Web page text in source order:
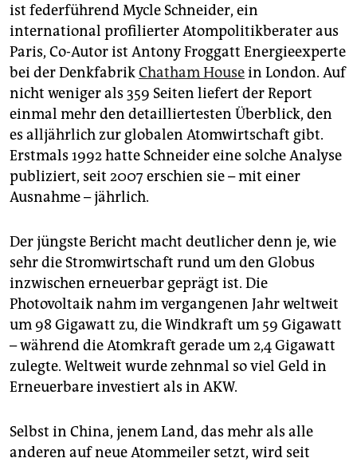
ist federführend Mycle Schneider, ein
international profilierter Atompolitikberater aus
Paris, Co-Autor ist Antony Froggatt Energieexperte
bei der DenkfabrikChatham Housein London. Auf
nicht weniger als 359 Seiten liefert der Report
einmal mehr den detailliertesten Überblick, den
es alljährlich zur globalen Atomwirtschaft gibt.
Erstmals 1992 hatte Schneider eine solche Analyse
publiziert, seit 2007 erschien sie – mit einer
Ausnahme – jährlich.
Der jüngste Bericht macht deutlicher denn je, wie
sehr die Stromwirtschaft rund um den Globus
inzwischen erneuerbar geprägt ist. Die
Photovoltaik nahm im vergangenen Jahr weltweit
um 98 Gigawatt zu, die Windkraft um 59 Gigawatt
– während die Atomkraft gerade um 2,4 Gigawatt
zulegte. Weltweit wurde zehnmal so viel Geld in
Erneuerbare investiert als in AKW.
Selbst in China, jenem Land, das mehr als alle
anderen auf neue Atommeiler setzt, wird seit